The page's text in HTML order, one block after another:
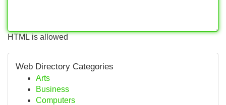
HTML is allowed
Web Directory Categories
Arts
Business
Computers